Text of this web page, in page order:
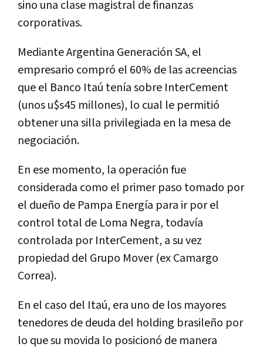
sino una clase magistral de finanzas
corporativas.
Mediante Argentina Generación SA, el
empresario compró el 60% de las acreencias
que el Banco Itaú tenía sobre InterCement
(unos u$s45 millones), lo cual le permitió
obtener una silla privilegiada en la mesa de
negociación.
En ese momento, la operación fue
considerada como el primer paso tomado por
el dueño de Pampa Energía para ir por el
control total de Loma Negra, todavía
controlada por InterCement, a su vez
propiedad del Grupo Mover (ex Camargo
Correa).
En el caso del Itaú, era uno de los mayores
tenedores de deuda del holding brasileño por
lo que su movida lo posicionó de manera